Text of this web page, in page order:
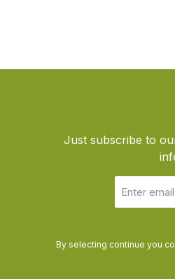
Just subscribe to
address
By selecting continue you